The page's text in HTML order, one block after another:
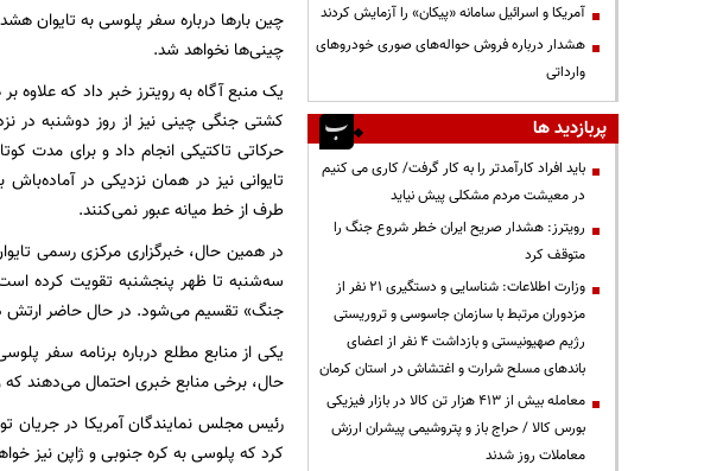
چین بارها درباره سفر پلوسی به تایوان
چینی‌ها نخواهد شد.
یک منبع آگاه به رویترز خبر داد که
کشتی جنگی چینی نیز از روز دوشنبه در
حرکاتی تاکتیکی انجام داد و برای مدت
تایوانی نیز در همان نزدیکی در
طرف از خط میانه عبور نمی‌کنند.
در همین حال، خبرگزاری مرکزی رسمی
سه‌شنبه تا ظهر پنجشنبه تقویت کرده
جنگ» تقسیم می‌شود. در حال حاضر ارتش
یکی از منابع مطلع درباره برنامه سفر
حال، برخی منابع خبری احتمال می‌دهند
رئيس مجلس نمایندگان آمریکا در جریان
کرد که پلوسی به کره جنوبی و ژاپن نیز
آمریکا و اسرائیل سامانه «پیکان» را آزمایش کردند
هشدار درباره فروش حواله‌های صوری خودروهای
وارداتی
پربازدید ها
باید افراد کارآمدتر را به کار گرفت/ کاری می کنیم
در معیشت مردم مشکلی پیش نیاید
رویترز: هشدار صریح ایران خطر شروع جنگ را
متوقف کرد
وزارت اطلاعات: شناسایی و دستگیری ۲۱ نفر از
مزدوران مرتبط با سازمان جاسوسی و تروریستی
رژیم صهیونیستی و بازداشت ۴ نفر از اعضای
باندهای مسلح شرارت و اغتشاش در استان کرمان
معامله بیش از ۴۱۳ هزار تن کالا در بازار فیزیکی
بورس کالا / حراج باز و پتروشیمی پیشران ارزش
معاملات روز شدند